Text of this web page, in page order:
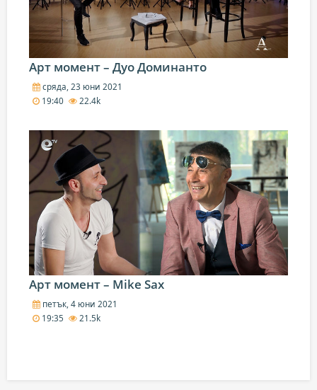
Арт момент – Дуо Доминанто
сряда, 23 юни 2021
19:40
22.4k
Арт момент – Mike Sax
петък, 4 юни 2021
19:35
21.5k